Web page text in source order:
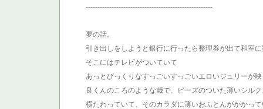
------------------------------------------------------
夢の話。
引き出しをしようと銀行に行ったら整理券が出て和室
そこにはテレビがついていて
あっとびっくりなすっごいすっごいエロいジュリーが
良くんのころのような歳で、ビーズのついた薄いシル
横たわっていて、そのカラダに薄いおふとんがかかっ